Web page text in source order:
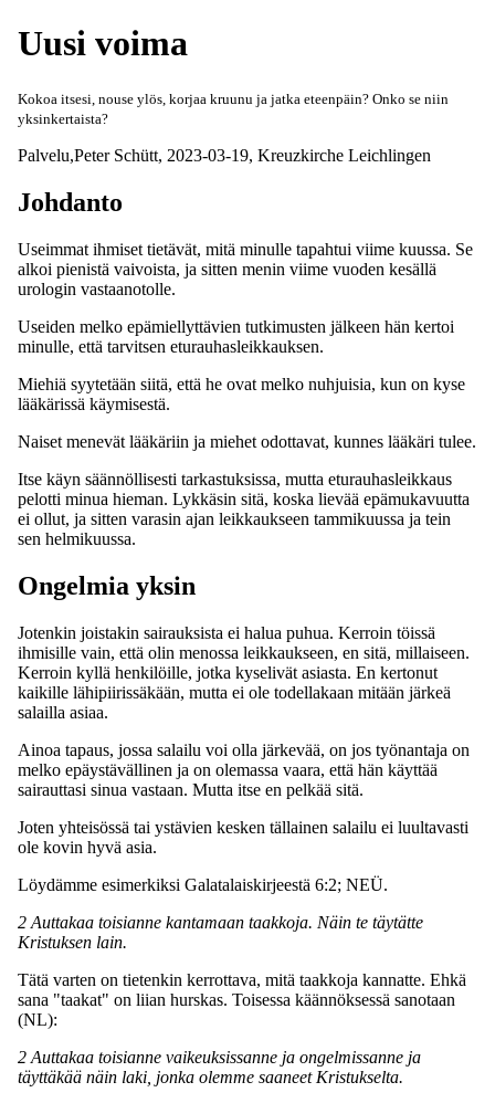
Uusi voima
Kokoa itsesi, nouse ylös, korjaa kruunu ja jatka eteenpäin? Onko se niin
yksinkertaista?
Palvelu,Peter Schütt, 2023-03-19, Kreuzkirche Leichlingen
Johdanto
Useimmat ihmiset tietävät, mitä minulle tapahtui viime kuussa. Se
alkoi pienistä vaivoista, ja sitten menin viime vuoden kesällä
urologin vastaanotolle.
Useiden melko epämiellyttävien tutkimusten jälkeen hän kertoi
minulle, että tarvitsen eturauhasleikkauksen.
Miehiä syytetään siitä, että he ovat melko nuhjuisia, kun on kyse
lääkärissä käymisestä.
Naiset menevät lääkäriin ja miehet odottavat, kunnes lääkäri tulee.
Itse käyn säännöllisesti tarkastuksissa, mutta eturauhasleikkaus
pelotti minua hieman. Lykkäsin sitä, koska lievää epämukavuutta
ei ollut, ja sitten varasin ajan leikkaukseen tammikuussa ja tein
sen helmikuussa.
Ongelmia yksin
Jotenkin joistakin sairauksista ei halua puhua. Kerroin töissä
ihmisille vain, että olin menossa leikkaukseen, en sitä, millaiseen.
Kerroin kyllä henkilöille, jotka kyselivät asiasta. En kertonut
kaikille lähipiirissäkään, mutta ei ole todellakaan mitään järkeä
salailla asiaa.
Ainoa tapaus, jossa salailu voi olla järkevää, on jos työnantaja on
melko epäystävällinen ja on olemassa vaara, että hän käyttää
sairauttasi sinua vastaan. Mutta itse en pelkää sitä.
Joten yhteisössä tai ystävien kesken tällainen salailu ei luultavasti
ole kovin hyvä asia.
Löydämme esimerkiksi Galatalaiskirjeestä 6:2; NEÜ.
2 Auttakaa toisianne kantamaan taakkoja. Näin te täytätte
Kristuksen lain.
Tätä varten on tietenkin kerrottava, mitä taakkoja kannatte. Ehkä
sana "taakat" on liian hurskas. Toisessa käännöksessä sanotaan
(NL):
2 Auttakaa toisianne vaikeuksissanne ja ongelmissanne ja
täyttäkää näin laki, jonka olemme saaneet Kristukselta.